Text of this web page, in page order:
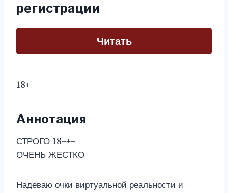
регистрации
Читать
18+
Аннотация
СТРОГО 18+++
ОЧЕНЬ ЖЕСТКО
Надеваю очки виртуальной реальности и